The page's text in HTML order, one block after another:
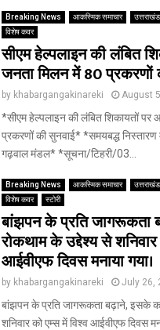
Breaking News आकस्मिक समाचार उत्तराखंड
विशेष कवर
सीएम हेल्पलाइन की लंबित
जनता मिलन में 80 प्रकरणों
by khabargangakinareki August
*सीएम हेल्पलाइन की लंबित शिकायतों
प्रकरणों की सुनवाई* *समयबद्ध निस्तारण
गढ़वाल मंडल* *सूचना/टिहरी/03...
Breaking News आकस्मिक समाचार उत्तराखंड
विशेष कवर
स्टोरी
बांझपन के प्रति
रोकथाम के उद्देश्य से
आईवीएफ दिवस मनाया गया।
by khabargangakinareki July 26,
बांझपन के प्रति जागरूकता बढ़ाने, इसके
शनिवार को एम्स में विश्व आईवीएफ दिवस